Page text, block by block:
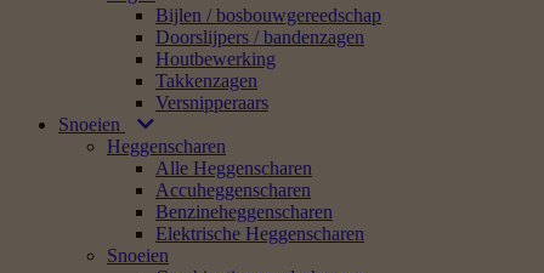
Bijlen / bosbouwgereedschap
Doorslijpers / bandenzagen
Houtbewerking
Takkenzagen
Versnipperaars
Snoeien
Heggenscharen
Alle Heggenscharen
Accuheggenscharen
Benzineheggenscharen
Elektrische Heggenscharen
Snoeien